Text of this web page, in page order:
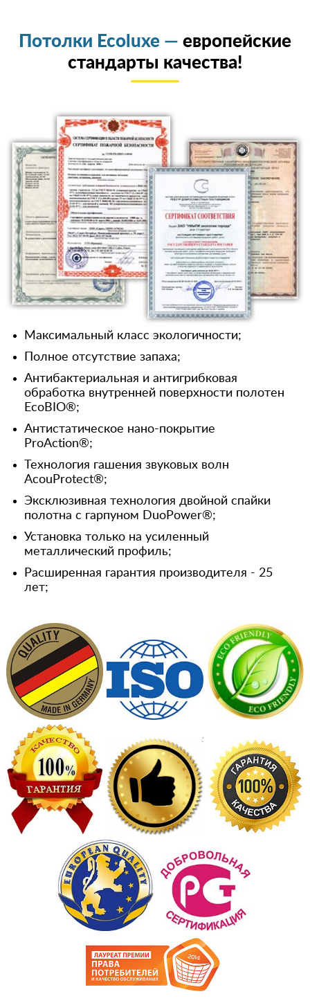
Потолки Ecoluxe — европейские
стандарты качества!
Максимальный класс экологичности;
Полное отсутствие запаха;
Антибактериальная и антигрибковая
обработка внутренней поверхности полотен
EcoBIO®;
Антистатическое нано-покрытие
ProAction®;
Технология гашения звуковых волн
AcouProtect®;
Эксклюзивная технология двойной спайки
полотна с гарпуном DuoPower®;
Установка только на усиленный
металлический профиль;
Расширенная гарантия производителя - 25
лет;